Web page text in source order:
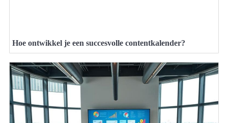
Hoe ontwikkel je een succesvolle contentkalender?